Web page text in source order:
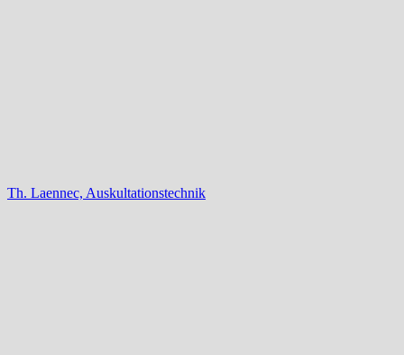
Th. Laennec, Auskultationstechnik